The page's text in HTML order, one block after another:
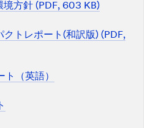
方針 (PDF, 603 KB)
トレポート(和訳版) (PDF,
（英語）